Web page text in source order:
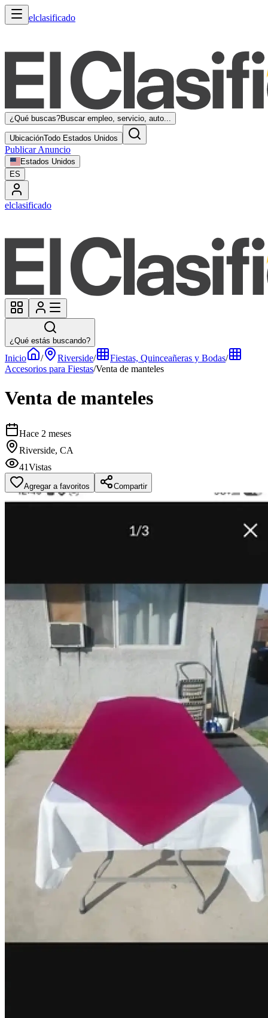
elclasificado
¿Qué buscas?Buscar empleo, servicio, auto...
UbicaciónTodo Estados Unidos
Publicar Anuncio
Estados Unidos
ES
elclasificado
¿Qué estás buscando?
Inicio / Riverside/ Fiestas, Quinceañeras y Bodas/
Accesorios para Fiestas/Venta de manteles
Venta de manteles
Hace 2 meses
Riverside, CA
41Vistas
Agregar a favoritos Compartir